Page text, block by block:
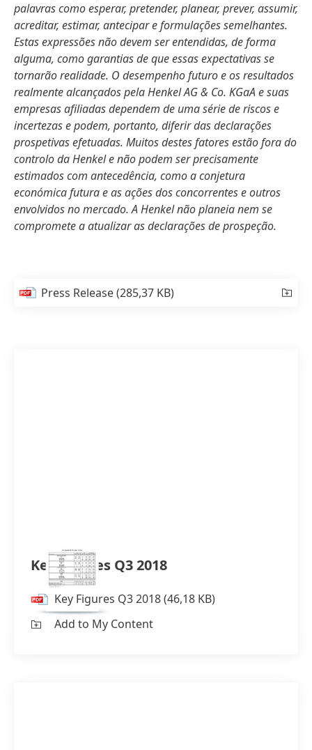
palavras como esperar, pretender, planear, prever, assumir,
acreditar, estimar, antecipar e formulações semelhantes.
Estas expressões não devem ser entendidas, de forma
alguma, como garantias de que essas expectativas se
tornarão realidade. O desempenho futuro e os resultados
realmente alcançados pela Henkel AG & Co. KGaA e suas
empresas afiliadas dependem de uma série de riscos e
incertezas e podem, portanto, diferir das declarações
prospetivas efetuadas. Muitos destes fatores estão fora do
controlo da Henkel e não podem ser precisamente
estimados com antecedência, como a conjetura
económica futura e as ações dos concorrentes e outros
envolvidos no mercado. A Henkel não planeia nem se
compromete a atualizar as declarações de prospeção.
Press Release(285,37 KB)
Key Figures Q3 2018
Key Figures Q3 2018(46,18 KB)
Add to My Content